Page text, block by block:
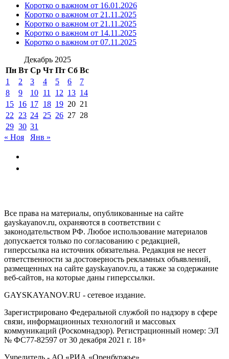
Коротко о важном от 16.01.2026
Коротко о важном от 21.11.2025
Коротко о важном от 21.11.2025
Коротко о важном от 14.11.2025
Коротко о важном от 07.11.2025
Декабрь 2025
Пн Вт Ср Чт Пт Сб Вс
1
2 3 4 5 6
7
8
9 10 11 12 13 14
15 16 17 18 19 20 21
22
23 24 25 26 27 28
29 30 31
« Ноя
Янв »
Все права на материалы, опубликованные на сайте
gayskayanov.ru, охраняются в соответствии с
законодательством РФ. Любое использование материалов
допускается только по согласованию с редакцией,
гиперссылка на источник обязательна. Редакция не несет
ответственности за достоверность рекламных объявлений,
размещенных на сайте gayskayanov.ru, а также за содержание
веб-сайтов, на которые даны гиперссылки.
GAYSKAYANOV.RU - сетевое издание.
Зарегистрировано Федеральной службой по надзору в сфере
связи, информационных технологий и массовых
коммуникаций (Роскомнадзор). Регистрационный номер: ЭЛ
№ ФС77-82597 от 30 декабря 2021 г. 18+
Учредитель - АО «РИА «Оренбуржье».